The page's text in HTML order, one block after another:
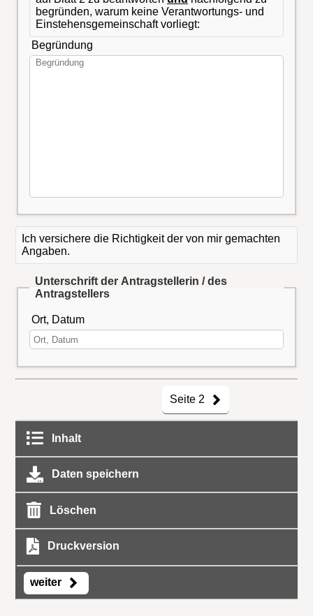
begründen, warum keine Verantwortungs- und
Einstehensgemeinschaft vorliegt:
Begründung
Ich versichere die Richtigkeit der von mir gemachten
Angaben.
Unterschrift der Antragstellerin / des
Antragstellers
Ort, Datum
Seite 2
Inhalt
Daten speichern
Löschen
Druckversion
weiter